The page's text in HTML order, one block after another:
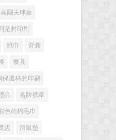
高爾夫球傘
是封印刷
紙巾 背囊
餐具
保溫杯的印刷
品 名牌襟章
色純棉毛巾
盃 滑鼠墊